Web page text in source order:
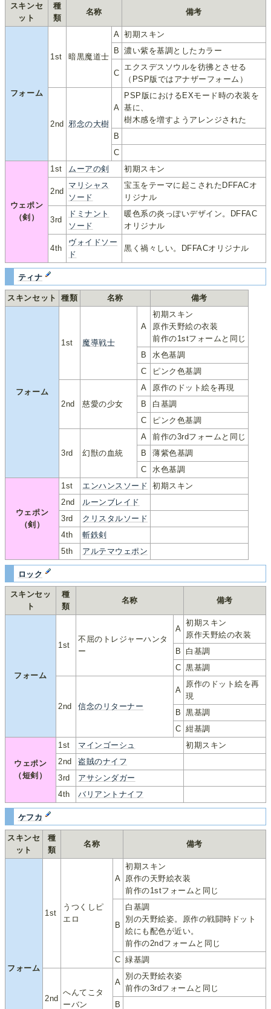
スキンセ
ット
種
類
名称 備考
フォーム
1st 暗黒魔道士
A 初期スキン
B 濃い紫を基調としたカラー
C
エクスデスソウルを彷彿とさせる
（PSP版ではアナザーフォーム）
2nd 邪念の大樹
A
PSP版におけるEXモード時の衣装を
基に、
樹木感を増すようアレンジされた
B
C
ウェポン
（剣）
1st ムーアの剣 初期スキン
2nd
マリシャス
ソード
宝玉をテーマに起こされたDFFACオ
リジナル
3rd
ドミナント
ソード
暖色系の炎っぽいデザイン。DFFAC
オリジナル
4th
ヴォイドソー
ド
黒く禍々しい。DFFACオリジナル
ティナ
スキンセット 種類 名称 備考
フォーム
1st 魔導戦士
A
初期スキン
原作天野絵の衣装
前作の1stフォームと同じ
B
水色基調
C
ピンク色基調
2nd 慈愛の少女
A
原作のドット絵を再現
B
白基調
C
ピンク色基調
3rd 幻獣の血統
A
前作の3rdフォームと同じ
B
薄紫色基調
C
水色基調
ウェポン
（剣）
1st エンハンスソード 初期スキン
2nd
ルーンブレイド
3rd
クリスタルソード
4th
斬鉄剣
5th
アルテマウェポン
ロック
スキンセッ
ト
種
類
名称 備考
フォーム
1st
不屈のトレジャーハンタ
ー
A
初期スキン
原作天野絵の衣装
B
白基調
C 黒基調
2nd 信念のリターナー
A
原作のドット絵を再
現
B 黒基調
C 紺基調
ウェポン
（短剣）
1st マインゴーシュ
初期スキン
2nd
盗賊のナイフ
3rd
アサシンダガー
4th
バリアントナイフ
ケフカ
スキンセ
ット
種
類
名称 備考
フォーム
1st
うつくしピ
エロ
A
初期スキン
原作の天野絵衣装
前作の1stフォームと同じ
B
白基調
別の天野絵姿。原作の戦闘時ドット
絵にも配色が近い。
前作の2ndフォームと同じ
C 緑基調
2nd
へんてこタ
ーバン
A
別の天野絵衣姿
前作の3rdフォームと同じ
B